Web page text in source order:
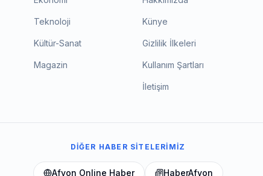
Teknoloji
Kültür-Sanat
Magazin
Künye
Gizlilik İlkeleri
Kullanım Şartları
İletişim
DIĞER HABER SITELERIMIZ
Afyon Online Haber HaberAfyon